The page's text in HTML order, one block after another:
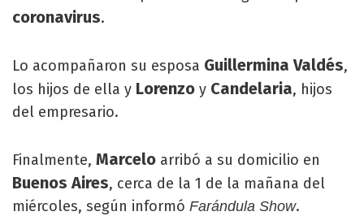
coronavirus.
Lo acompañaron su esposa Guillermina Valdés,
los hijos de ella y Lorenzo y Candelaria, hijos
del empresario.
Finalmente, Marcelo arribó a su domicilio en
Buenos Aires, cerca de la 1 de la mañana del
miércoles, según informó Farándula Show.